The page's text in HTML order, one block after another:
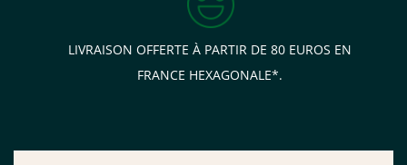
LIVRAISON OFFERTE À PARTIR DE 80 EUROS EN
FRANCE HEXAGONALE*.